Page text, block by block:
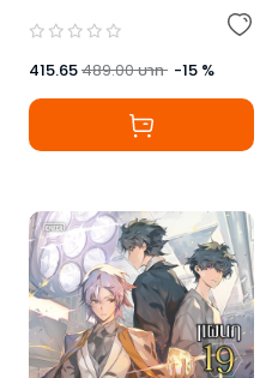
415.65489.00บาท -15 %